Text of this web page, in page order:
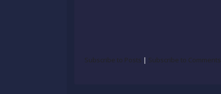
Subscribe to Posts | Subscribe to Comments